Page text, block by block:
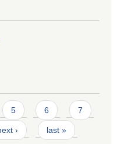
5 6 7
› last »